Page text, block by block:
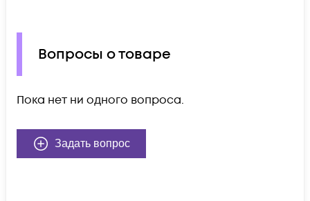
Вопросы о товаре
Пока нет ни одного вопроса.
Задать вопрос